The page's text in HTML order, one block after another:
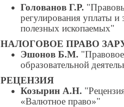
Голованов Г.Р.
регулирования уплаты
полезных ископаемых"
НАЛОГОВОЕ ПРАВО
Эшонов Б.М.
образовательной
РЕЦЕНЗИЯ
Козырин А.Н.
«Валютное право»"